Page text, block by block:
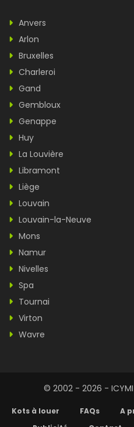
Anvers
Arlon
Bruxelles
Charleroi
Gand
Gembloux
Genappe
Huy
La Louvière
Libramont
Liège
Louvain
Louvain-la-Neuve
Mons
Namur
Nivelles
Spa
Tournai
Virton
Wavre
© 2002 - 2026 - ICYMI
Kots à louer FAQs A